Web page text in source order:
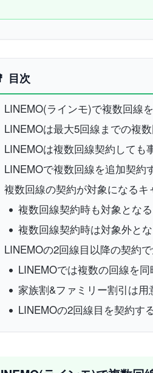
目次
LINEMO(ラインモ)で複数回線
LINEMOは最大5回線までの複
LINEMOは複数回線契約しても
LINEMOで複数回線を追加契約
複数回線の契約が対象になるキ
複数回線契約時も対象とな
複数回線契約時は対象外と
LINEMOの2回線目以降の契約
LINEMOでは複数の回線を
家族割&ファミリー割引は
LINEMOの2回線目を契約す